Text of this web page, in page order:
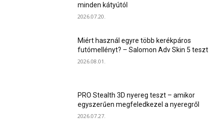
minden kátyútól
2026.07.20.
Miért használ egyre több kerékpáros
futómellényt? – Salomon Adv Skin 5 teszt
2026.08.01.
PRO Stealth 3D nyereg teszt – amikor
egyszerűen megfeledkezel a nyeregről
2026.07.27.